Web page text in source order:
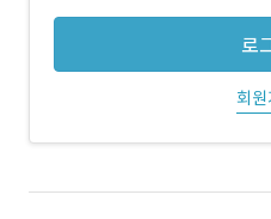
로
회원